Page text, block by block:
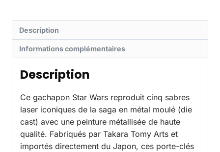
Description
Informations complémentaires
Description
Ce gachapon Star Wars reproduit cinq sabres
laser iconiques de la saga en métal moulé (die
cast) avec une peinture métallisée de haute
qualité. Fabriqués par Takara Tomy Arts et
importés directement du Japon, ces porte-clés